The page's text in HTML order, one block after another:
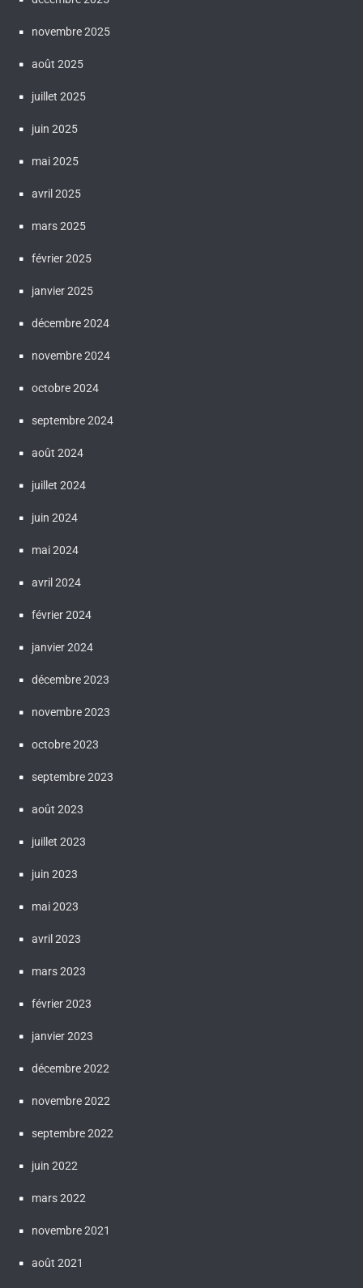
novembre 2025
août 2025
juillet 2025
juin 2025
mai 2025
avril 2025
mars 2025
février 2025
janvier 2025
décembre 2024
novembre 2024
octobre 2024
septembre 2024
août 2024
juillet 2024
juin 2024
mai 2024
avril 2024
février 2024
janvier 2024
décembre 2023
novembre 2023
octobre 2023
septembre 2023
août 2023
juillet 2023
juin 2023
mai 2023
avril 2023
mars 2023
février 2023
janvier 2023
décembre 2022
novembre 2022
septembre 2022
juin 2022
mars 2022
novembre 2021
août 2021